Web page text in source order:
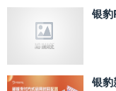
银
银豹